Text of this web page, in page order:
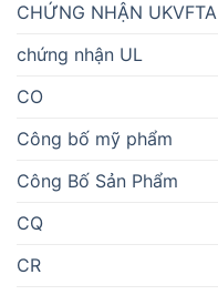
CHỨNG NHẬN UKVFTA
chứng nhận UL
CO
Công bố mỹ phẩm
Công Bố Sản Phẩm
CQ
CR